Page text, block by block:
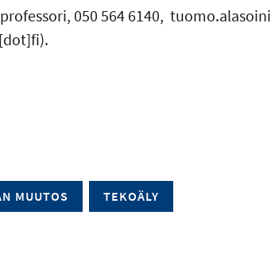
050 564 6140,tuomo.alasoini
.
MUUTOS TEKOÄLY